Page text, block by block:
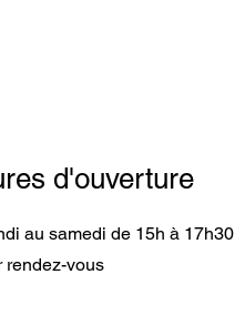
d'ouverture
au samedi de 15h à 17h30
rendez-vous